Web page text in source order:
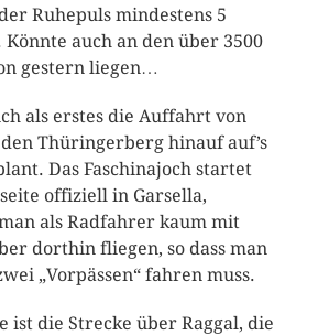
Ruhepuls mindestens 5
Könnte auch an den über 3500
gestern liegen…
als erstes die Auffahrt von
Thüringerberg hinauf auf’s
Das Faschinajoch startet
offiziell in Garsella,
als Radfahrer kaum mit
dorthin fliegen, so dass man
„Vorpässen“ fahren muss.
ist die Strecke über Raggal, die